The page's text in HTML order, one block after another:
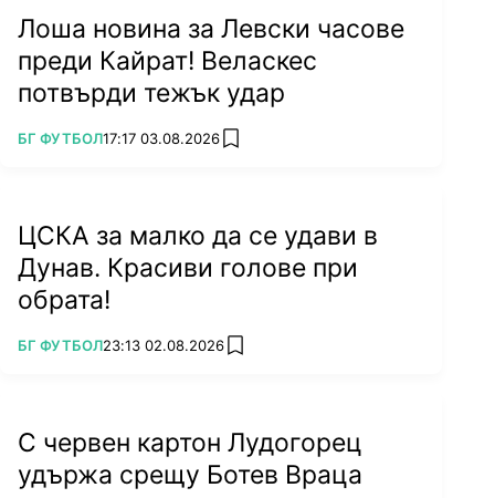
Лоша новина за Левски часове
преди Кайрат! Веласкес
потвърди тежък удар
ПОВЕЧЕ ОТ
БГ ФУТБОЛ17:17 03.08.2026 add favorites
ЦСКА за малко да се удави в
Дунав. Красиви голове при
обрата!
ПОВЕЧЕ ОТ
БГ ФУТБОЛ23:13 02.08.2026 add favorites
С червен картон Лудогорец
удържа срещу Ботев Враца